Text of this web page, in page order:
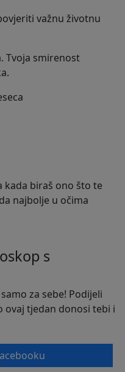
važnu životnu
Tvoja smirenost
kada biraš ono što te
najbolje u očima
s
za sebe! Podijeli
tjedan donosi tebi i